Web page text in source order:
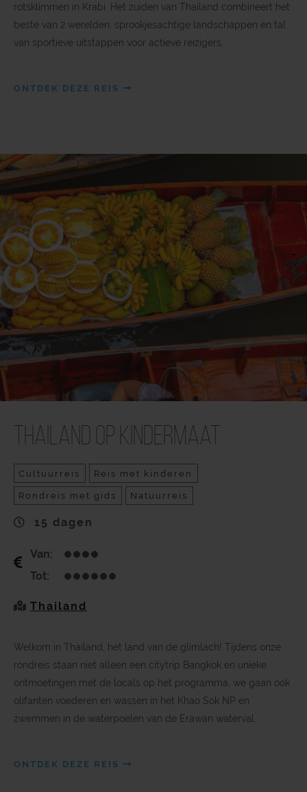
rotsklimmen in Krabi. Het zuiden van Thailand combineert het
beste van 2 werelden: sprookjesachtige landschappen en tal
van sportieve uitstappen voor actieve reizigers.
ONTDEK DEZE REIS
Thailand op kindermaat
Cultuurreis Reis met kinderen
Rondreis met gids Natuurreis
15 dagen
Van:
Tot:
Thailand
Welkom in Thailand, het land van de glimlach! Tijdens onze
rondreis staan niet alleen een citytrip Bangkok en unieke
ontmoetingen met de locals op het programma, we gaan ook
olifanten voederen en wassen in het Khao Sok NP en
zwemmen in de waterpoelen van de Erawan waterval.
ONTDEK DEZE REIS